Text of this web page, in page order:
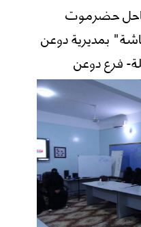
حضرموت
بمديرية دوعن
فرع دوعن